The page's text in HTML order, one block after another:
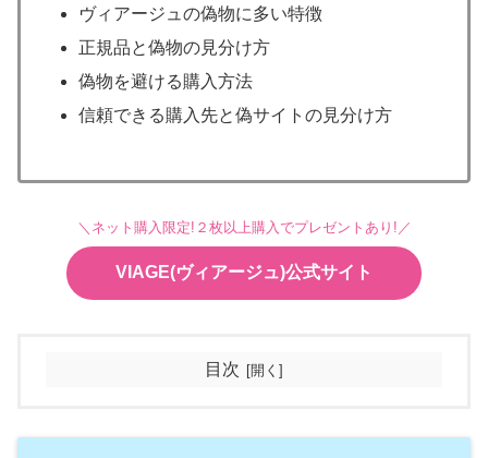
ヴィアージュの偽物に多い特徴
正規品と偽物の見分け方
偽物を避ける購入方法
信頼できる購入先と偽サイトの見分け方
＼ネット購入限定!２枚以上購入でプレゼントあり!／
VIAGE(ヴィアージュ)公式サイト
目次